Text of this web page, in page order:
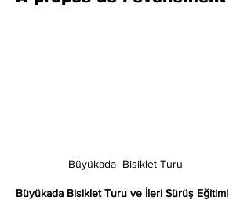
Büyükada  Bisiklet Turu
Büyükada Bisiklet Turu ve İleri Sürüş Eğitimi